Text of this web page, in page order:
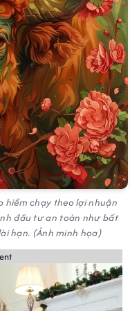
hiểm chạy theo lợi nhuận
đầu tư an toàn như bất
hạn. (Ảnh minh họa)